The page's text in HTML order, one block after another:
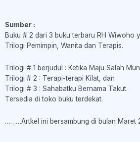
Sumber :
Buku # 2 dari 3 buku terbaru RH Wiwoho
Trilogi Pemimpin, Wanita dan Terapis.
Trilogi # 1 berjudul : Ketika Maju Salah
Trilogi # 2 : Terapi-terapi Kilat, dan
Trilogi # 3 : Sahabatku Bernama Takut.
Tersedia di toko buku terdekat.
………Artkel ini bersambung di bulan Maret